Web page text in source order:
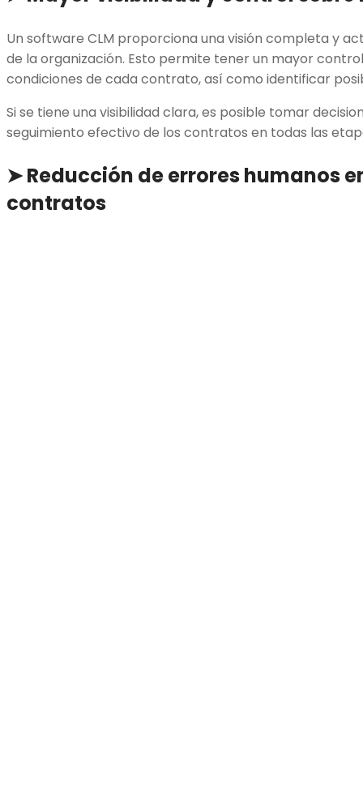
Un software CLM proporciona una visión completa y
de la organización. Esto permite tener un mayor
condiciones de cada contrato, así como identificar
Si se tiene una visibilidad clara, es posible tomar
seguimiento efectivo de los contratos en todas las
➤ Reducción de errores humanos
contratos